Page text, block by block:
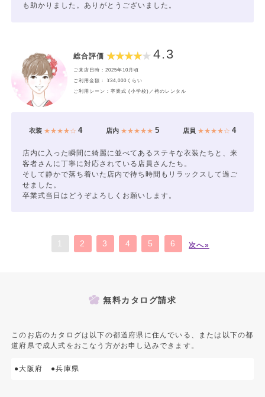
も助かりました。ありがとうございました。
総合評価 4.3
ご来店日時：2025年10月頃
ご利用金額： ¥34,000くらい
ご利用シーン：卒業式 (小学校)／袴のレンタル
衣装★★★★☆ 4 店内★★★★★ 5 店員 ★★★★☆4
店内に入った瞬間に綺麗に並べてあるステキな衣装たちと、来
客者さんに丁寧に対応されている店員さんたち。
そして静かで落ち着いた店内で待ち時間もリラックスして過ご
せました。
卒業式当日はどうぞよろしくお願いします。
2 3 4 5 6 次へ»
無料カタログ請求
このお店のカタログは以下の都道府県に住んでいる、または以下の都
道府県で成人式をおこなう方がお申し込みできます。
●大阪府 ●兵庫県